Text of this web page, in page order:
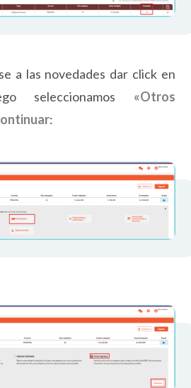
a las novedades dar click en
seleccionamos «Otros
: